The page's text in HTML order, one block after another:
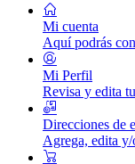
Mi cuenta
Aquí podrás
Mi Perfil
Revisa y edita
Direcciones de
Agrega, edita